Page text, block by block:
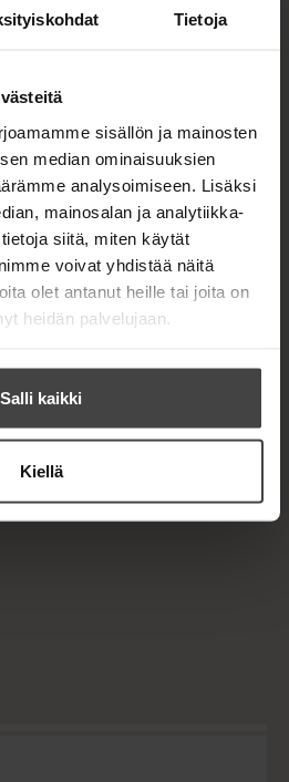
Tietoja
sisällön ja mainosten
median ominaisuuksien
analysoimiseen. Lisäksi
mainosalan ja analytiikka-
siitä, miten käytät
voivat yhdistää näitä
olet antanut heille tai joita on
heidän palvelujaan.
Salli kaikki
Kiellä
t
a
ISBN
945x1094
px
n
s
n
n
e
w
t
a